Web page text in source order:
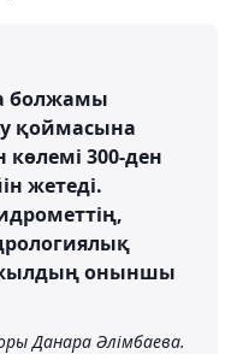
болжамы
қоймасына
көлемі 300-ден
жетеді.
оныншы
Данара Әлімбаева.